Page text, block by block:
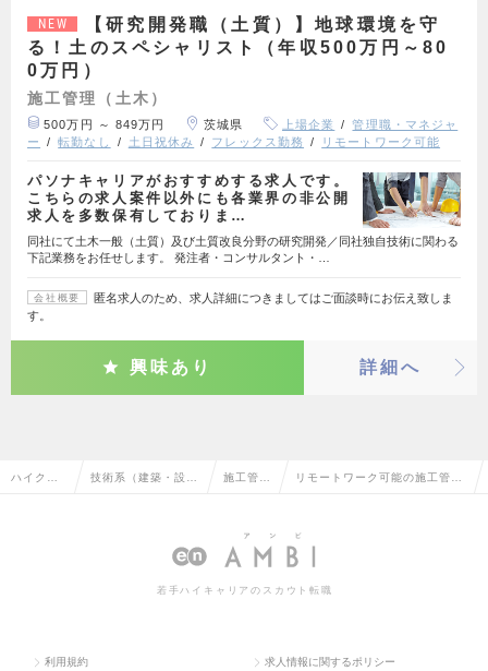
NEW
【研究開発職（土質）】地球環境を守
る！土のスペシャリスト（年収500万円～80
0万円）
施工管理（土木）
500万円 ～ 849万円 茨城県 上場企業
管理職・マネジャ
ー
転勤なし 土日祝休み フレックス勤務 リモートワーク可能
パソナキャリアがおすすめする求人です。
こちらの求人案件以外にも各業界の非公開
求人を多数保有しておりま…
同社にて土木一般（土質）及び土質改良分野の研究開発／同社独自技術に関わる
下記業務をお任せします。 発注者・コンサルタント・…
会社概要
匿名求人のため、求人詳細につきましてはご面談時にお伝え致しま
す。
興味あり 詳細へ
ハイクラ 技術系（建築・設 施工管理 リモートワーク可能の施工管理
若手ハイキャリアのスカウト転職
利用規約 求人情報に関するポリシー